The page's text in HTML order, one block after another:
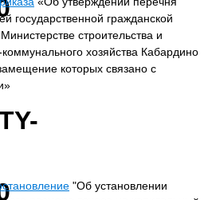
государственной гражданской
строительства и
хозяйства Кабардино
которых связано с
"Об установлении